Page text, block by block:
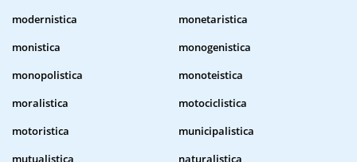
modernistica
monetaristica
monistica
monogenistica
monopolistica
monoteistica
moralistica
motociclistica
motoristica
municipalistica
mutualistica
naturalistica